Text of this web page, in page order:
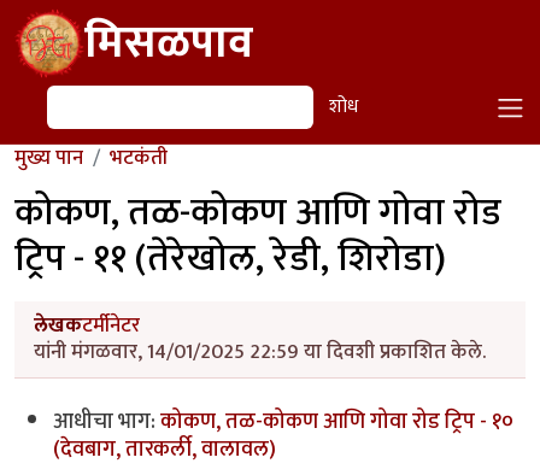
Skip to main contentमिसळपाव
शोध शोध
मुख्य पान भटकंती
कोकण, तळ-कोकण आणि गोवा रोड
ट्रिप - ११ (तेरेखोल, रेडी, शिरोडा)
लेखकटर्मीनेटर
यांनी मंगळवार, 14/01/2025 22:59 या दिवशी प्रकाशित केले.
आधीचा भाग:कोकण, तळ-कोकण आणि गोवा रोड ट्रिप - १०
(देवबाग, तारकर्ली, वालावल)